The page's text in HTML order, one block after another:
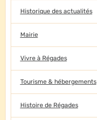
Historique des actualités
Mairie
Vivre à Régades
Tourisme & hébergements
Histoire de Régades